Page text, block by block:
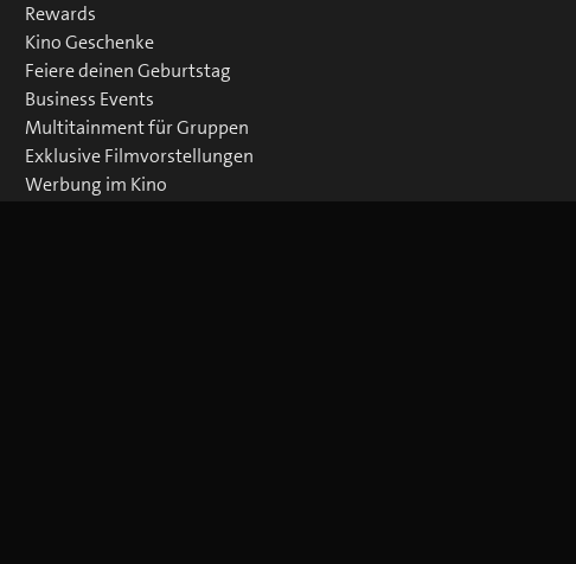
Rewards
Kino Geschenke
Feiere deinen Geburtstag
Business Events
Multitainment für Gruppen
Exklusive Filmvorstellungen
Werbung im Kino